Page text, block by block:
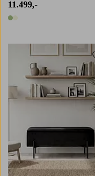
11.499,-
2 farver